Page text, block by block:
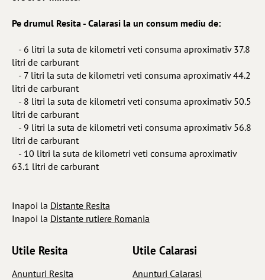
Pe drumul Resita - Calarasi la un consum mediu de:
- 6 litri la suta de kilometri veti consuma aproximativ 37.8
litri de carburant
- 7 litri la suta de kilometri veti consuma aproximativ 44.2
litri de carburant
- 8 litri la suta de kilometri veti consuma aproximativ 50.5
litri de carburant
- 9 litri la suta de kilometri veti consuma aproximativ 56.8
litri de carburant
- 10 litri la suta de kilometri veti consuma aproximativ
63.1 litri de carburant
Inapoi la Distante Resita
Inapoi la Distante rutiere Romania
Utile Resita
Anunturi Resita
Utile Calarasi
Anunturi Calarasi